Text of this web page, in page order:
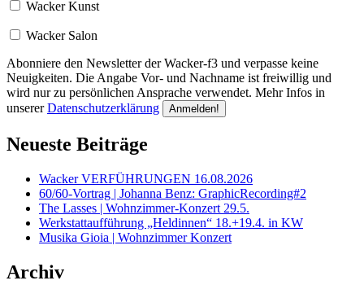
Wacker Kunst
Wacker Salon
Abonniere den Newsletter der Wacker-f3 und verpasse keine
Neuigkeiten. Die Angabe Vor- und Nachname ist freiwillig und
wird nur zu persönlichen Ansprache verwendet. Mehr Infos in
unsererDatenschutzerklärung
Neueste Beiträge
Wacker VERFÜHRUNGEN 16.08.2026
60/60-Vortrag | Johanna Benz: GraphicRecording#2
The Lasses | Wohnzimmer-Konzert 29.5.
Werkstattaufführung „Heldinnen“ 18.+19.4. in KW
Musika Gioia | Wohnzimmer Konzert
Archiv